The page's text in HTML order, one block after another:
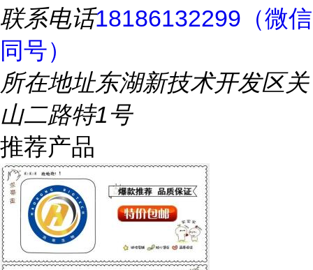
联系电话18186132299（微信
同号）
所在地址东湖新技术开发区关
山二路特1号
推荐产品